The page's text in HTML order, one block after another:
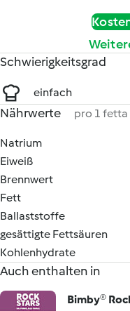
Schwierigkeitsgrad
einfach
Nährwerte pro 1 fetta
Natrium
Eiweiß
Brennwert
Fett
Ballaststoffe
gesättigte Fettsäuren
Kohlenhydrate
Auch enthalten in
Bimby®